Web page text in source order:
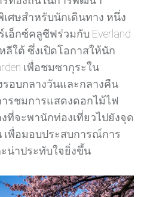
ศษสำหรับนักเดินทาง หนึ่ง
อ็กซ์คลูซีฟร่วมกับ Everland
ใต้ ซึ่งเปิดโอกาสให้นัก
เพื่อชมซากุระใน
อบกลางวันและกลางคืน
รชมการแสดงดอกไม้ไฟ
ที่จะพานักท่องเที่ยวไปยังจุด
พื่อมอบประสบการณ์การ
น่าประทับใจยิ่งขึ้น